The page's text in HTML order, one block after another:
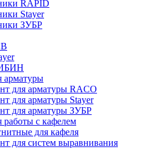
RAPID
Stayer
ЗУБР
арматуры
для арматуры RACO
для арматуры Stayer
для арматуры ЗУБР
работы с кафелем
для кафеля
для систем выравнивания